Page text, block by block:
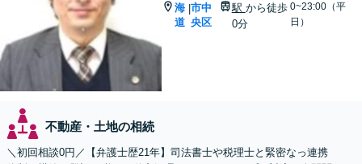
海
道
|市中
央区
駅 から徒歩
0分
0~23:00（平
日）
不動産・土地の相続
＼初回相談0円／【弁護士歴21年】司法書士や税理士と緊密なっ連携